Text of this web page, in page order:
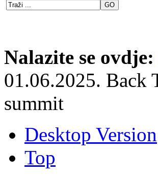
Nalazite se ovdje:
01.06.2025. Back
summit
Desktop Version
Top